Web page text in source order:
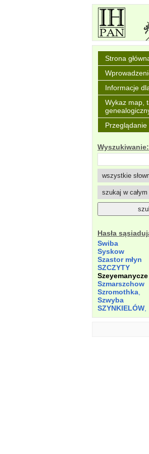
Strona
Informacje
Wykaz map,
Wyszukiwanie:
Hasła
Swiba
Syskow
Szastor młyn
SZCZYTY
Szeyemanycze
Szmarszchow
Szromothka
Szwyba
SZYNKIELÓW